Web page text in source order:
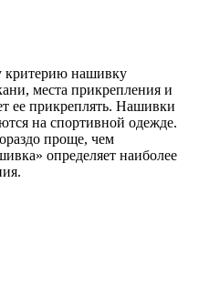
критерию нашивку
места прикрепления и
ее прикреплять. Нашивки
на спортивной одежде.
проще, чем
определяет наиболее